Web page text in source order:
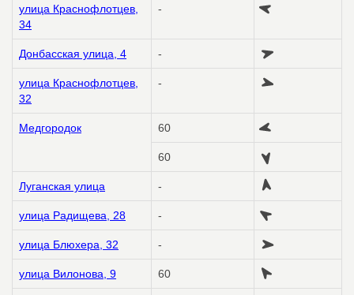
улица Краснофлотцев,
34
-
Донбасская улица, 4 -
улица Краснофлотцев,
32
-
Медгородок 60
60
Луганская улица -
улица Радищева, 28 -
улица Блюхера, 32 -
улица Вилонова, 9 60